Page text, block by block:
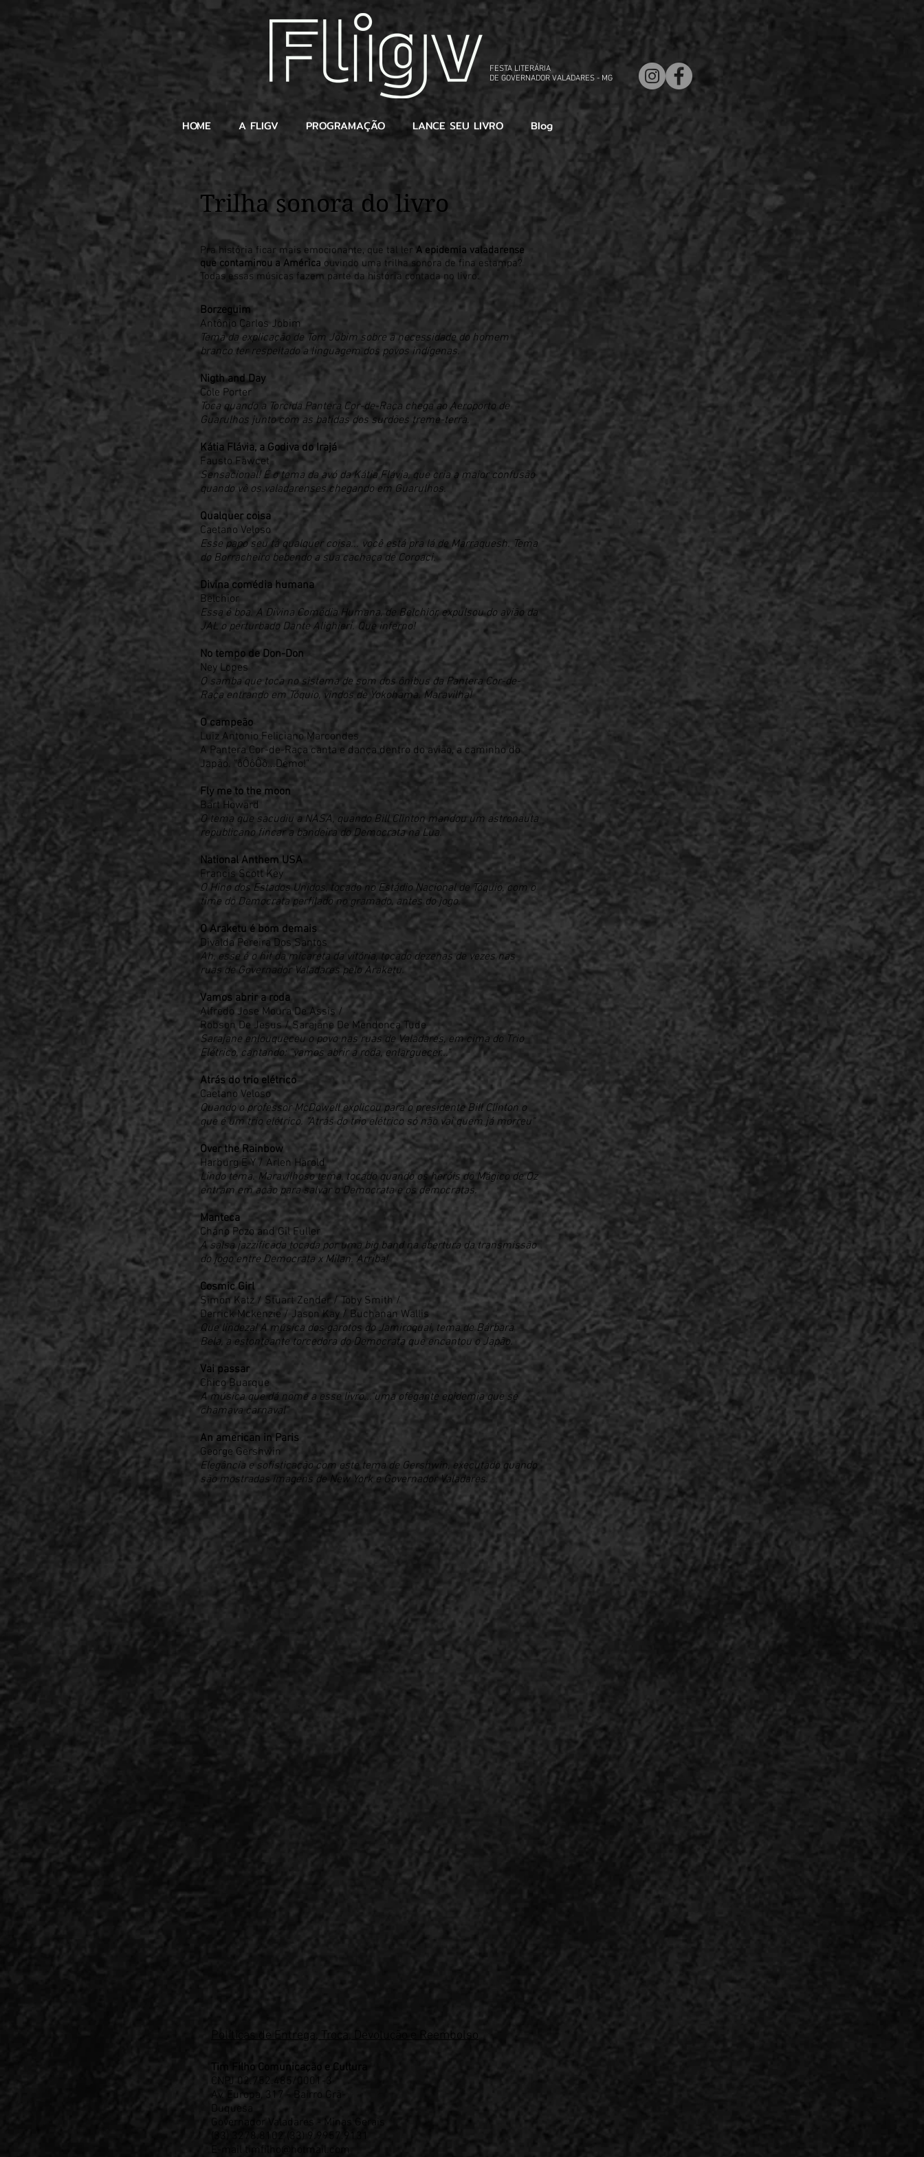
FESTA LITERÁRIA
DE GOVERNADOR VALADARES - MG
HOME A FLIGV PROGRAMAÇÃO LANCE SEU LIVRO Blog
Pra história ficar mais emocionante, que tal ler A epidemia valadarense
que contaminou a América ouvindo uma trilha sonora de fina estampa?
Todas essas músicas fazem parte da história contada no livro.
Borzeguim
Antônio Carlos Jobim
Tema da explicação de Tom Jobim sobre a necessidade do homem
branco ter respeitado a linguagem dos povos indígenas.
Nigth and Day
Cole Porter
Toca quando a Torcida Pantera Cor-de-Raça chega ao Aeroporto de
Guarulhos junto com as batidas dos surdões treme-terra.
Kátia Flávia, a Godiva do Irajá
Fausto Fawcet
Sensacional! É o tema da avó da Kátia Flávia, que cria a maior confusão
quando vê os valadarenses chegando em Guarulhos.
Qualquer coisa
Caetano Veloso
Esse papo seu tá qualquer coisa... você está pra lá de Marraquesh. Tema
do Borracheiro bebendo a sua cachaça de Coroaci.
Divina comédia humana
Belchior
Essa é boa. A Divina Comédia Humana, de Belchior, expulsou do avião da
JAL o perturbado Dante Alighieri. Que inferno!
No tempo de Don-Don
Ney Lopes
O samba que toca no sistema de som dos ônibus da Pantera Cor-de-
Raça entrando em Tóquio, vindos de Yokohama. Maravilha!
O campeão
Luiz Antonio Feliciano Marcondes
A Pantera Cor-de-Raça canta e dança dentro do avião, a caminho do
Japão. "ôÔôÔô...Demo!"
Fly me to the moon
Bart Howard
O tema que sacudiu a NASA, quando Bill Clinton mandou um astronauta
republicano fincar a bandeira do Democrata na Lua.
National Anthem USA
Francis Scott Key
O Hino dos Estados Unidos, tocado no Estádio Nacional de Tóquio, com o
time do Democrata perfilado no gramado, antes do jogo.
O Araketu é bom demais
Divalda Pereira Dos Santos
Ah, esse é o hit da micareta da vitória, tocado dezenas de vezes nas
ruas de Governador Valadares pelo Araketu.
Vamos abrir a roda
Alfredo Jose Moura De Assis /
Robson De Jesus / Sarajane De Mendonca Tude
Sarajane enlouqueceu o povo nas ruas de Valadares, em cima do Trio
Elétrico, cantando: "vamos abrir a roda, enlarguecer..."
Atrás do trio elétrico
Caetano Veloso
Quando o professor McDowell explicou para o presidente Bill Clinton o
que é um trio elétrico. "Atrás do trio elétrico só não vai quem já morreu"
Over the Rainbow
Harburg E Y / Arlen Harold
Lindo tema. Maravilhoso tema, tocado quando os heróis do Mágico de Oz
entram em ação para salvar o Democrata e os democratas.
Manteca
Chano Pozo and Gil Fuller
A salsa jazzificada tocada por uma big band na abertura da transmissão
do jogo entre Democrata x Milan. Arriba!
Cosmic Girl
Simon Katz / Stuart Zender / Toby Smith /
Derrick Mckenzie / Jason Kay / Buchanan Wallis
Que lindeza! A música dos garotos do Jamiroquai, tema de Bárbara
Bela, a estonteante torcedora do Democrata que encantou o Japão.
Vai passar
Chico Buarque
A música que dá nome a esse livro..."uma ofegante epidemia que se
chamava carnaval"
An american in Paris
George Gershwin
Elegância e sofisticação com este tema de Gershwin, executado quando
são mostradas imagens de New York e Governador Valadares.
Trilha sonora do livro
Políticas de Entrega, Troca, Devolução e Reembolso
Tim Filho Comunicação e Cultura
CNPJ 02.752.485/0001-3
Av. Europa, 317 - Bairro Grã-
Duquesa
Governador Valadares - Minas Gerais
(33) 3278.8102 (33) 9.9957.9131
timfilho@hotmail.com